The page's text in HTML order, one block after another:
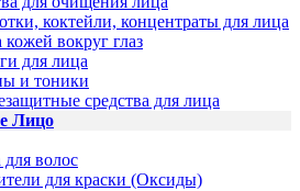
коктейли, концентраты для лица
кожей вокруг глаз
для лица
и тоники
средства для лица
Лицо
для волос
для краски (Оксиды)